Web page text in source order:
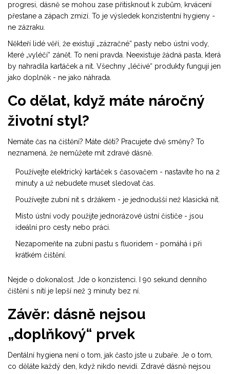
progresi, dásně se mohou zase přitisknout k zubům, krvácení
přestane a zápach zmizí. To je výsledek konzistentní hygieny -
ne zázraku.
Někteří lidé věří, že existují „zázračné“ pasty nebo ústní vody,
které „vyléčí“ zánět. To není pravda. Neexistuje žádná pasta, která
by nahradila kartáček a nit. Všechny „léčivé“ produkty fungují jen
jako doplněk - ne jako náhrada.
Co dělat, když máte náročný
životní styl?
Nemáte čas na čištění? Máte děti? Pracujete dvě směny? To
neznamená, že nemůžete mít zdravé dásně.
Používejte elektrický kartáček s časovačem - nastavíte ho na 2
minuty a už nebudete muset sledovat čas.
Používejte zubní nit s držákem - je jednodušší než klasická nit.
Místo ústní vody použijte jednorázové ústní čističe - jsou
ideální pro cesty nebo práci.
Nezapomeňte na zubní pastu s fluoridem - pomáhá i při
krátkém čištění.
Nejde o dokonalost. Jde o konzistenci. I 90 sekund denního
čištění s nití je lepší než 3 minuty bez ní.
Závěr: dásně nejsou
„doplňkový“ prvek
Dentální hygiena není o tom, jak často jste u zubaře. Je o tom,
co děláte každý den, když nikdo nevidí. Zdravé dásně nejsou